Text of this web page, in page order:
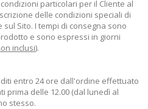
particolari per il Cliente al
delle condizioni speciali di
Sito. I tempi di consegna sono
e sono espressi in giorni
inclusi).
entro 24 ore dall'ordine effettuato
prima delle 12.00 (dal lunedì al
stesso.